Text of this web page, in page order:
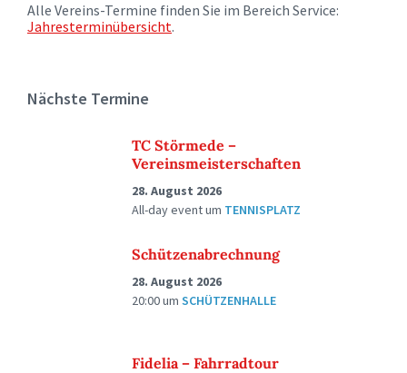
Alle Vereins-Termine finden Sie im Bereich Service:
Jahresterminübersicht.
Nächste Termine
TC Störmede –
Vereinsmeisterschaften
28. August 2026
All-day eventum TENNISPLATZ
Schützenabrechnung
28. August 2026
20:00um SCHÜTZENHALLE
Fidelia – Fahrradtour